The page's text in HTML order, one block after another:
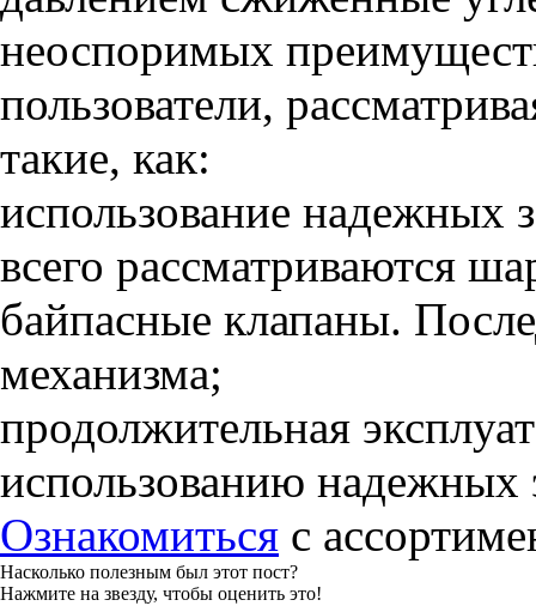
неоспоримых
пользователи,
такие, как:
использование надежных
всего рассматриваются
байпасные клапаны.
механизма;
продолжительная
использованию надежных
Ознакомиться с
Насколько полезным был этот пост?
Нажмите на звезду, чтобы оценить это!